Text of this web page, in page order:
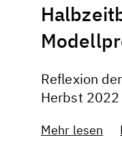
Reflexion
Herbst 2022
Mehr lesen